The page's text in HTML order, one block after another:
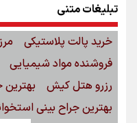
تبلیغات متنی
خرید پالت پلاستیکی
فروشنده مواد شیمیایی
رزرو هتل کیش
بهترین
بهترین جراح بینی